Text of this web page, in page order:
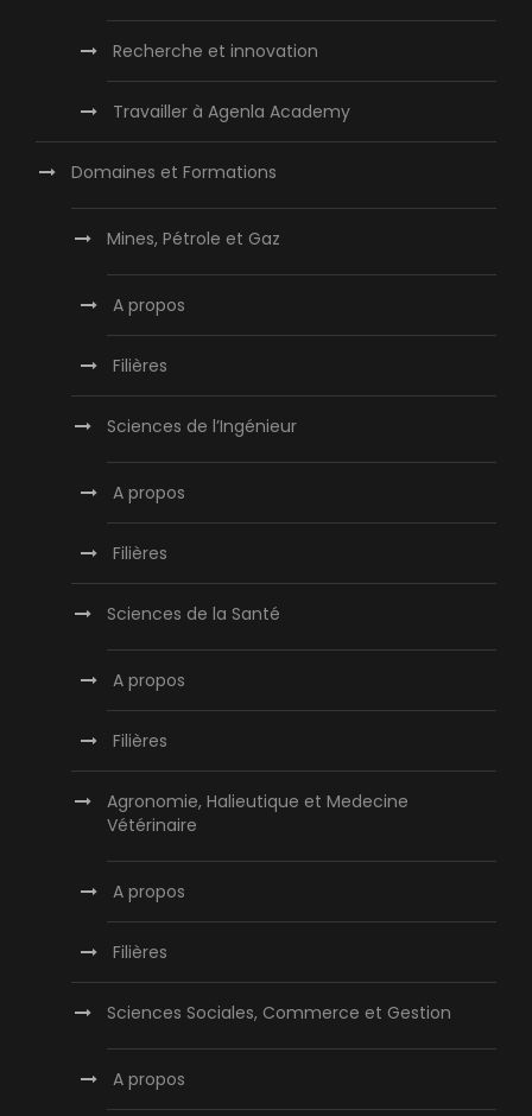
Recherche et innovation
Travailler à Agenla Academy
Domaines et Formations
Mines, Pétrole et Gaz
A propos
Filières
Sciences de l’Ingénieur
A propos
Filières
Sciences de la Santé
A propos
Filières
Agronomie, Halieutique et Medecine
Vétérinaire
A propos
Filières
Sciences Sociales, Commerce et Gestion
A propos